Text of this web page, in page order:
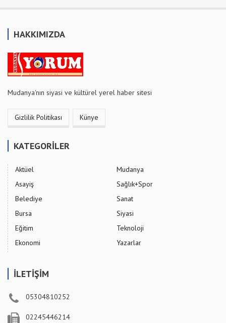
HAKKIMIZDA
Mudanya'nın siyasi ve kültürel yerel haber sitesi
Gizlilik Politikası Künye
KATEGORİLER
Aktüel
Asayiş
Belediye
Bursa
Eğitim
Ekonomi
Mudanya
Sağlık+Spor
Sanat
Siyasi
Teknoloji
Yazarlar
İLETİŞİM
05304810252
02245446214